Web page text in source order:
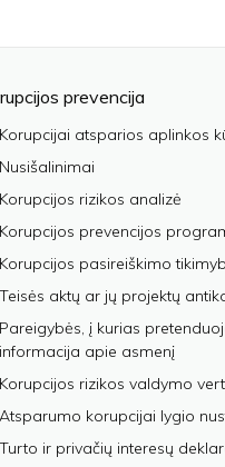
prevencija
Korupcijai atsparios aplinkos
Nusišalinimai
Korupcijos rizikos analizė
Korupcijos prevencijos
Korupcijos pasireiškimo
Teisės aktų ar jų projektų
Pareigybės, į kurias
informacija apie asmenį
Korupcijos rizikos valdymo
Atsparumo korupcijai lygio
Turto ir privačių interesų